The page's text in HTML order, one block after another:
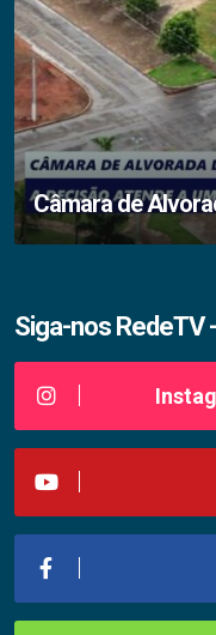
Câmara de
Siga-nos RedeTV